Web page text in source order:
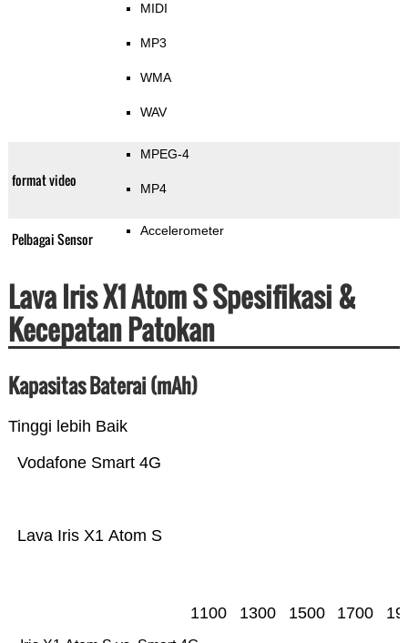
MIDI
MP3
WMA
WAV
format video
MPEG-4
MP4
Pelbagai Sensor Accelerometer
Lava Iris X1 Atom S Spesifikasi &
Kecepatan Patokan
Kapasitas Baterai (mAh)
Tinggi lebih Baik
Lava Iris X1 Atom S
Vodafone Smart 4G
1100 1300 1500 1700